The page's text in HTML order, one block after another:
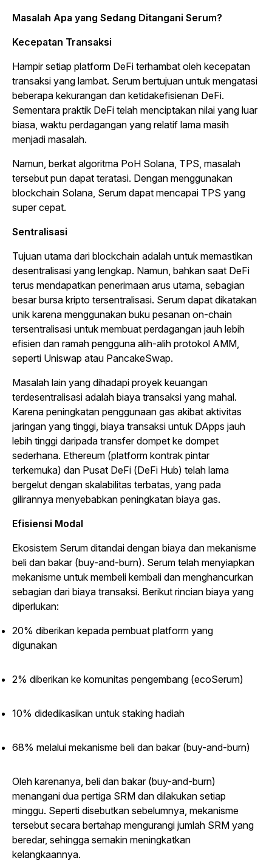
Masalah Apa yang Sedang Ditangani Serum?
Kecepatan Transaksi
Hampir setiap platform DeFi terhambat oleh kecepatan
transaksi yang lambat. Serum bertujuan untuk mengatasi
beberapa kekurangan dan ketidakefisienan DeFi.
Sementara praktik DeFi telah menciptakan nilai yang luar
biasa, waktu perdagangan yang relatif lama masih
menjadi masalah.
Namun, berkat algoritma PoH Solana, TPS, masalah
tersebut pun dapat teratasi. Dengan menggunakan
blockchain Solana, Serum dapat mencapai TPS yang
super cepat.
Sentralisasi
Tujuan utama dari blockchain adalah untuk memastikan
desentralisasi yang lengkap. Namun, bahkan saat DeFi
terus mendapatkan penerimaan arus utama, sebagian
besar bursa kripto tersentralisasi. Serum dapat dikatakan
unik karena menggunakan buku pesanan on-chain
tersentralisasi untuk membuat perdagangan jauh lebih
efisien dan ramah pengguna alih-alih protokol AMM,
seperti Uniswap atau PancakeSwap.
Masalah lain yang dihadapi proyek keuangan
terdesentralisasi adalah biaya transaksi yang mahal.
Karena peningkatan penggunaan gas akibat aktivitas
jaringan yang tinggi, biaya transaksi untuk DApps jauh
lebih tinggi daripada transfer dompet ke dompet
sederhana. Ethereum (platform kontrak pintar
terkemuka) dan Pusat DeFi (DeFi Hub) telah lama
bergelut dengan skalabilitas terbatas, yang pada
gilirannya menyebabkan peningkatan biaya gas.
Efisiensi Modal
Ekosistem Serum ditandai dengan biaya dan mekanisme
beli dan bakar (buy-and-burn). Serum telah menyiapkan
mekanisme untuk membeli kembali dan menghancurkan
sebagian dari biaya transaksi. Berikut rincian biaya yang
diperlukan:
20% diberikan kepada pembuat platform yang
digunakan
2% diberikan ke komunitas pengembang (ecoSerum)
10% didedikasikan untuk staking hadiah
68% melalui mekanisme beli dan bakar (buy-and-burn)
Oleh karenanya, beli dan bakar (buy-and-burn)
menangani dua pertiga SRM dan dilakukan setiap
minggu. Seperti disebutkan sebelumnya, mekanisme
tersebut secara bertahap mengurangi jumlah SRM yang
beredar, sehingga semakin meningkatkan
kelangkaannya.